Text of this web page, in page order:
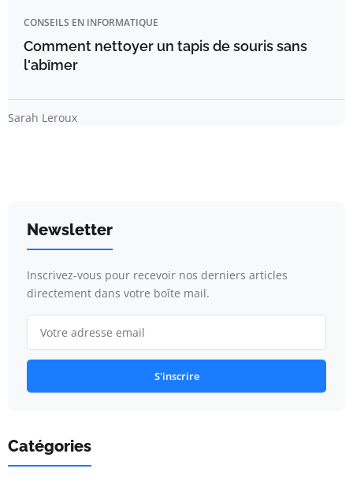
CONSEILS EN INFORMATIQUE
Comment nettoyer un tapis de souris sans
l'abîmer
Sarah Leroux
Newsletter
Inscrivez-vous pour recevoir nos derniers articles
directement dans votre boîte mail.
S'inscrire
Catégories